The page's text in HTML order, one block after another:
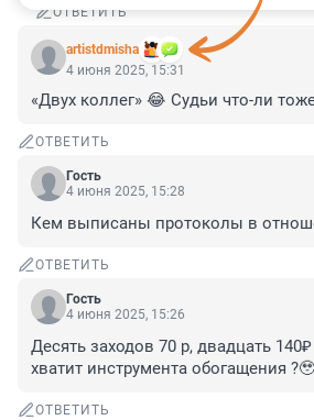
ОТВЕТИТЬ
artistdmisha
4 июня 2025, 15:31
«Двух коллег» 😂 Судьи что-ли
ОТВЕТИТЬ
Гость
4 июня 2025, 15:28
Кем выписаны протоколы в
ОТВЕТИТЬ
Гость
4 июня 2025, 15:26
Десять заходов 70 р, двадцать
хватит инструмента обогащения
ОТВЕТИТЬ